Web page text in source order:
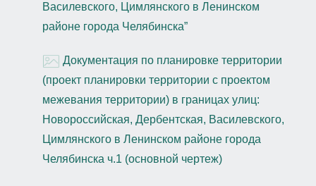
Василевского, Цимлянского в Ленинском
районе города Челябинска”
Документация по планировке территории
(проект планировки территории с проектом
межевания территории) в границах улиц:
Новороссийская, Дербентская, Василевского,
Цимлянского в Ленинском районе города
Челябинска ч.1 (основной чертеж)